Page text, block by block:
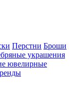
Перстни Броши
украшения
ювелирные